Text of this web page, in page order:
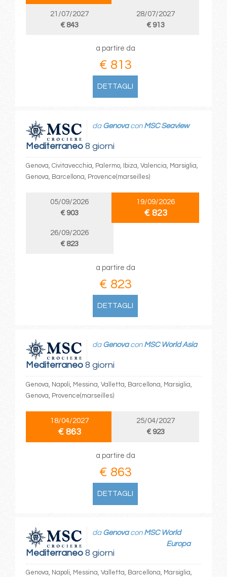
21/07/2027
€ 843
28/07/2027
€ 913
a partire da
€ 813
DETTAGLI
Mediterraneo8 giorni
da Genovacon MSC Seaview
Genova, Civitavecchia, Palermo, Ibiza, Valencia, Marsiglia,
Genova, Barcellona, Provence(marseilles)
05/09/2026
€ 903
19/09/2026
€ 823
26/09/2026
€ 823
a partire da
€ 823
DETTAGLI
Mediterraneo8 giorni
da Genovacon MSC World Asia
Genova, Napoli, Messina, Valletta, Barcellona, Marsiglia,
Genova, Provence(marseilles)
18/04/2027
€ 863
25/04/2027
€ 923
a partire da
€ 863
DETTAGLI
Mediterraneo8 giorni
da Genovacon MSC World
Europa
Genova, Napoli, Messina, Valletta, Barcellona, Marsiglia,